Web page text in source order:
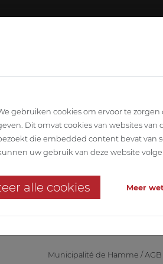
- Campus
2020!
plan directeur "HAMME 2020". Ce
des espaces résidentiels et
Municipalité de Hamme /
gebruiken cookies om ervoor te
Dit omvat cookies van websites van
die embedded content bevat van
uw gebruik van deze website
alle cookies Meer